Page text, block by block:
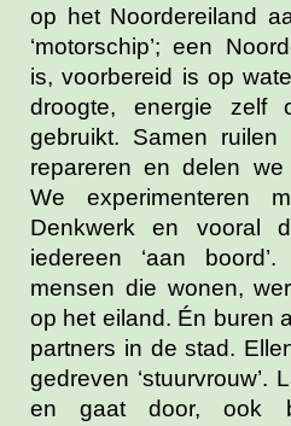
op het Noordereiland
‘motorschip’; een
is, voorbereid is op
droogte, energie zelf
gebruikt. Samen
repareren en delen
We experimenteren
Denkwerk en vooral
iedereen ‘aan
mensen die wonen,
op het eiland. Én buren
partners in de stad.
gedreven ‘stuurvrouw’.
en gaat door, ook